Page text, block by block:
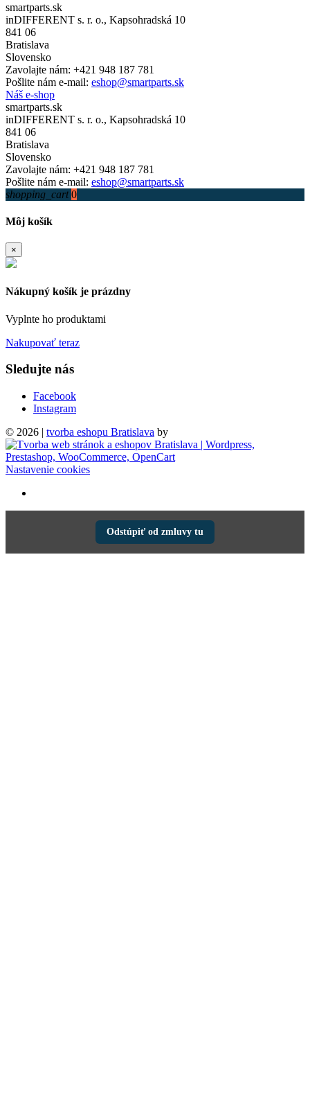
smartparts.sk
inDIFFERENT s. r. o., Kapsohradská 10
841 06
Bratislava
Slovensko
Zavolajte nám: +421 948 187 781
Pošlite nám e-mail: eshop@smartparts.sk
Náš e-shop
smartparts.sk
inDIFFERENT s. r. o., Kapsohradská 10
841 06
Bratislava
Slovensko
Zavolajte nám: +421 948 187 781
Pošlite nám e-mail: eshop@smartparts.sk
shopping_cart 0
Môj košík
×
Nákupný košík je prázdny
Vyplnte ho produktami
Nakupovať teraz
Sledujte nás
Facebook
Instagram
© 2026 | tvorba eshopu Bratislava by
Nastavenie cookies
Odstúpiť od zmluvy tu